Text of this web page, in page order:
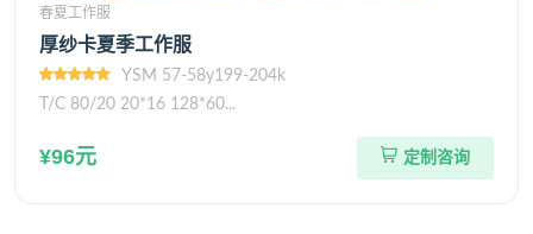
春夏工作服
厚纱卡夏季工作服
YSM 57-58y199-204k
T/C 80/20 20*16 128*60...
¥96元 定制咨询